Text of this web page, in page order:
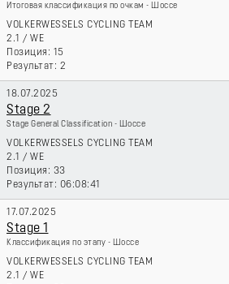
Итоговая классификация по очкам - Шоссе
VOLKERWESSELS CYCLING TEAM
2.1 / WE
15
2
18.07.2025
Stage 2
Stage General Classification - Шоссе
VOLKERWESSELS CYCLING TEAM
2.1 / WE
33
06:08:41
17.07.2025
Stage 1
Классификация по этапу - Шоссе
VOLKERWESSELS CYCLING TEAM
2.1 / WE